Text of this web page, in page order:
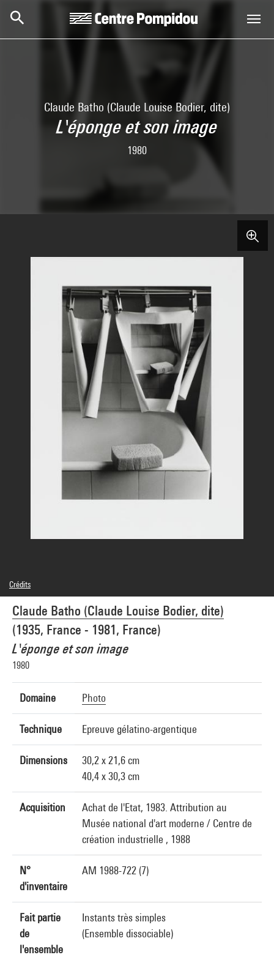
Claude Batho (Claude Louise Bodier, dite)
L'éponge et son image
1980
Claude Batho (Claude Louise Bodier, dite)
(1935, France - 1981, France)
L'éponge et son image
1980
Domaine Photo
Technique Epreuve gélatino-argentique
Dimensions
30,2 x 21,6 cm
40,4 x 30,3 cm
Acquisition
Achat de l'Etat, 1983. Attribution au
Musée national d'art moderne / Centre de
création industrielle , 1988
N°
d'inventaire
AM 1988-722 (7)
Fait partie
de
l'ensemble
Instants très simples
(Ensemble dissociable)
Crédits
© John Batho
Crédit photographique : Audrey Laurans - Centre Pompidou, MNAM-CCI
Réf. image : 4N96030
Diffusion image :GrandPalaisRmnPhoto